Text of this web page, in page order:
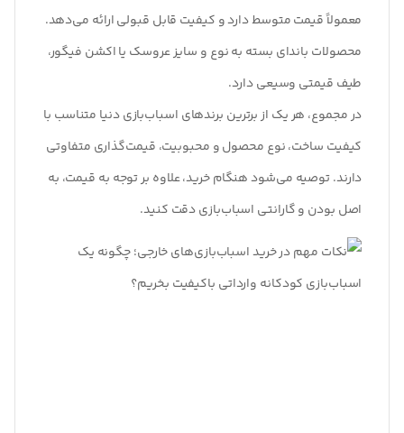
معمولاً قیمت متوسط دارد و کیفیت قابل قبولی ارائه می‌دهد.
محصولات باندای بسته به نوع و سایز عروسک یا اکشن فیگور،
طیف قیمتی وسیعی دارد.
در مجموع، هر یک از برترین برندهای اسباب‌بازی دنیا متناسب با
کیفیت ساخت، نوع محصول و محبوبیت، قیمت‌گذاری متفاوتی
دارند. توصیه می‌شود هنگام خرید، علاوه بر توجه به قیمت، به
اصل بودن و گارانتی اسباب‌بازی دقت کنید.